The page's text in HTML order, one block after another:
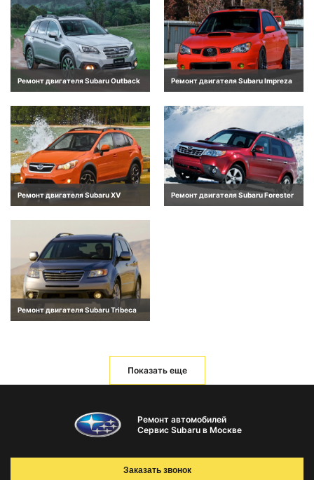
Ремонт двигателя Subaru Outback Ремонт двигателя Subaru Impreza
Ремонт двигателя Subaru XV Ремонт двигателя Subaru Forester
Ремонт двигателя Subaru Tribeca
Показать еще
Ремонт автомобилей
Сервис Subaru в Москве
Заказать звонок